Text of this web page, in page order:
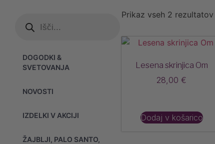
DOGODKI &
SVETOVANJA
NOVOSTI
IZDELKI V AKCIJI
ŽAJBLJI, PALO SANTO,
Prikaz vseh 2 rezultatov
Lesena skrinjica Om
28,00€
Dodaj v košarico